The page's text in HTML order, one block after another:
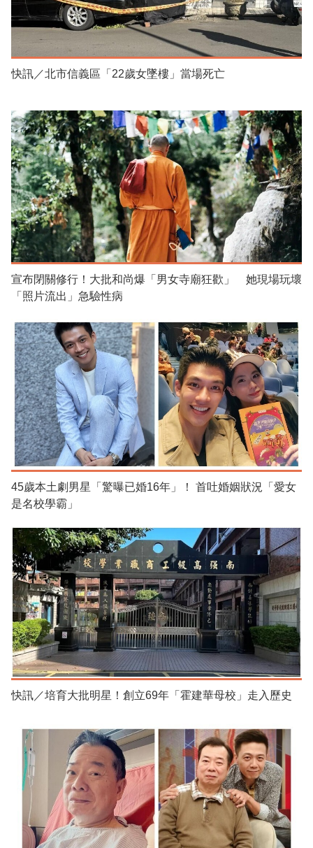
快訊／北市信義區「22歲女墜樓」當場死亡
宣布閉關修行！大批和尚爆「男女寺廟狂歡」 她現場玩壞
「照片流出」急驗性病
45歲本土劇男星「驚曝已婚16年」！ 首吐婚姻狀況「愛女
是名校學霸」
快訊／培育大批明星！創立69年「霍建華母校」走入歷史